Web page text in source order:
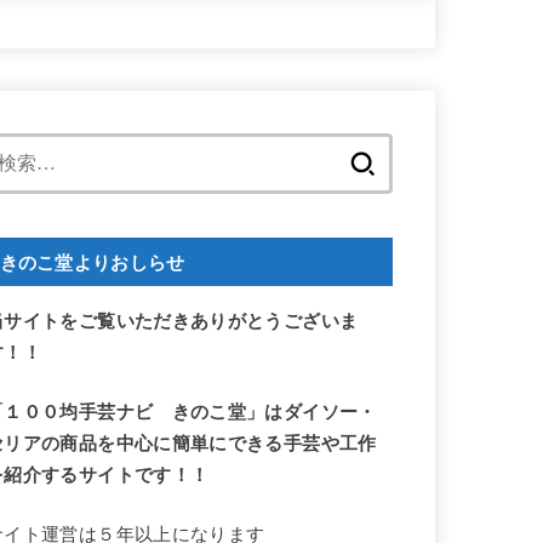
きのこ堂よりおしらせ
サイトをご覧いただきありがとうございま
！
１００均手芸ナビ きのこ堂」はダイソー・
リアの商品を中心に簡単にできる手芸や工作
紹介するサイトです！！
ト運営は５年以上になります